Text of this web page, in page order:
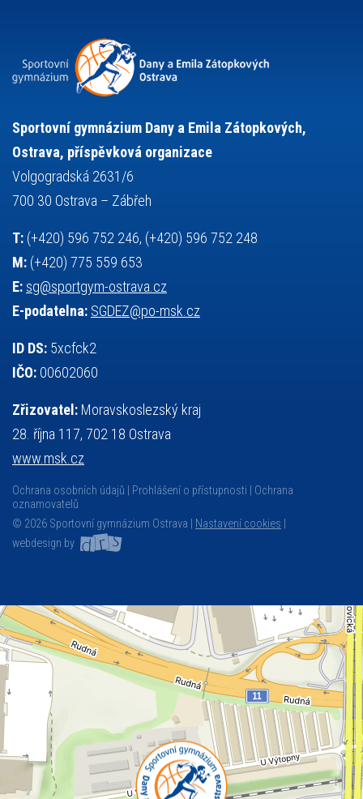
snowboarding
sportovní gymnastika sportovní lezení
stolní tenis střelba
teorie sportovní přípravy
tělesná výchova
událost
volejbal
vybavení vysvědčení vzpírání
výuka všesportovní výcvikový kurz
základy společenských věd
Sportovní gymnázium Dany a Emila Zátopkových,
Ostrava, příspěvková organizace
Volgogradská 2631/6
700 30 Ostrava – Zábřeh
T: (+420) 596 752 246, (+420) 596 752 248
M: (+420) 775 559 653
E: sg@sportgym-ostrava.cz
E-podatelna: SGDEZ@po-msk.cz
ID DS: 5xcfck2
IČO: 00602060
Zřizovatel: Moravskoslezský kraj
28. října 117, 702 18 Ostrava
www.msk.cz
Ochrana osobních údajů Prohlášení o přístupnosti
Ochrana
oznamovatelů
© 2026 Sportovní gymnázium Ostrava |
Nastavení cookies
webdesign by